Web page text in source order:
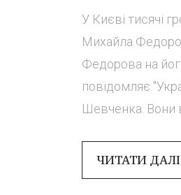
У Києві тисячі
Михайла
Федорова на
повідомляє
Шевченка. Вони
ЧИТАТИ ДАЛІ